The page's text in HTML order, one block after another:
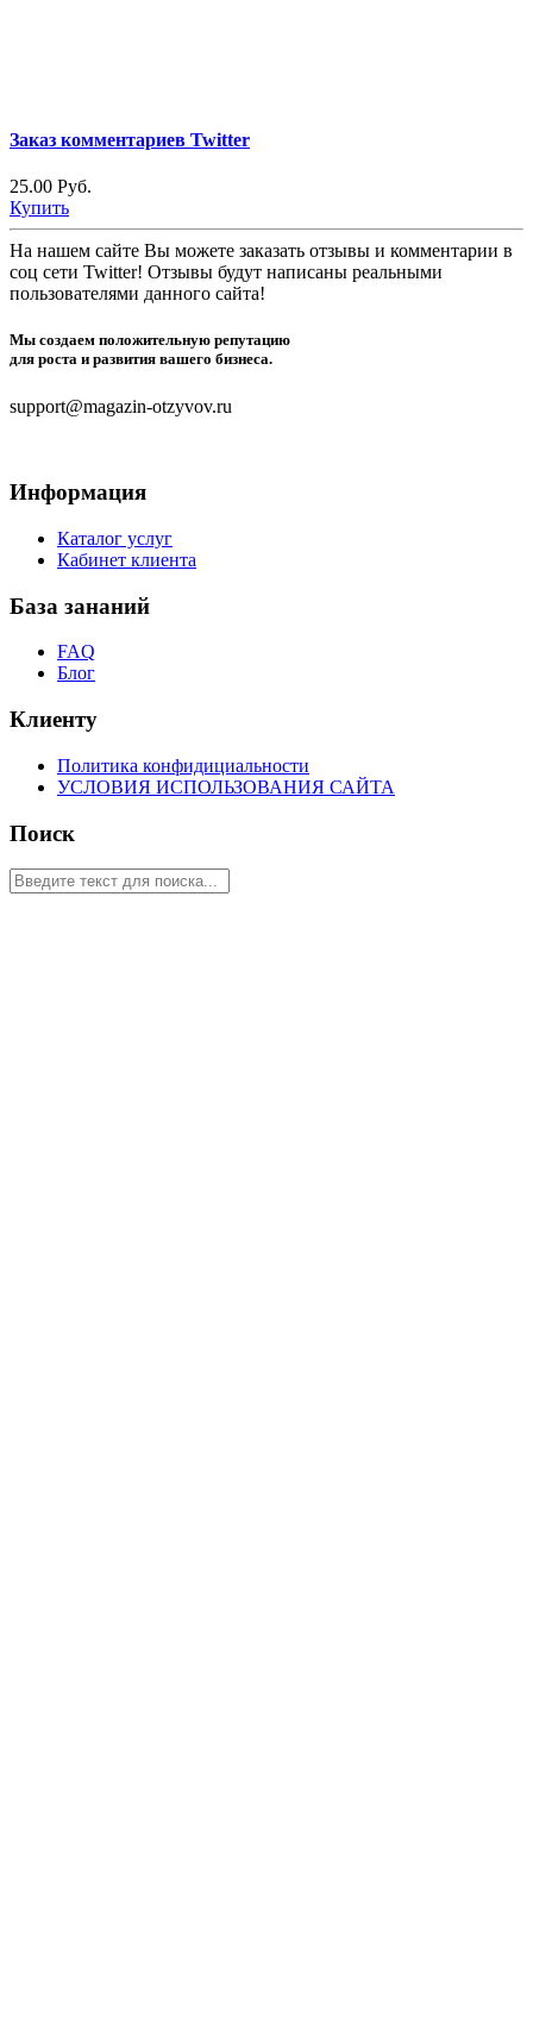
Заказ комментариев Twitter
25.00 Руб.
Купить
На нашем сайте Вы можете заказать отзывы и комментарии в
соц сети Twitter! Отзывы будут написаны реальными
пользователями данного сайта!
Мы создаем положительную репутацию
для роста и развития вашего бизнеса.
support@magazin-otzyvov.ru
Информация
Каталог услуг
Кабинет клиента
База зананий
FAQ
Блог
Клиенту
Политика конфидициальности
УСЛОВИЯ ИСПОЛЬЗОВАНИЯ САЙТА
Поиск